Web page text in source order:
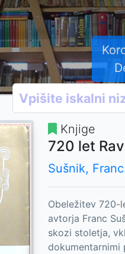
Knjige
720 let
Sušnik,
Obeležitev 720-
avtorja Franc
skozi stoletja,
dokumentarnimi